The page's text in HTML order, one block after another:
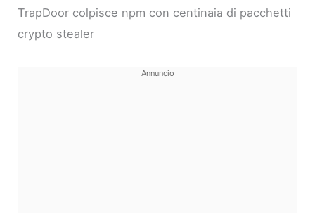
TrapDoor colpisce npm con centinaia di pacchetti
crypto stealer
Annuncio